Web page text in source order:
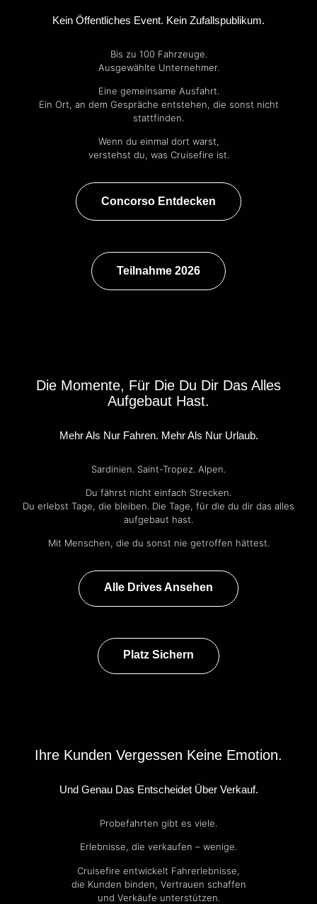
Kein Öffentliches Event. Kein Zufallspublikum.
Bis zu 100 Fahrzeuge.
Ausgewählte Unternehmer.
Eine gemeinsame Ausfahrt.
Ein Ort, an dem Gespräche entstehen, die sonst nicht
stattfinden.
Wenn du einmal dort warst,
verstehst du, was Cruisefire ist.
Concorso Entdecken
Teilnahme 2026
Die Momente, Für Die Du Dir Das Alles
Aufgebaut Hast.
Mehr Als Nur Fahren. Mehr Als Nur Urlaub.
Sardinien. Saint-Tropez. Alpen.
Du fährst nicht einfach Strecken.
Du erlebst Tage, die bleiben. Die Tage, für die du dir das alles
aufgebaut hast.
Mit Menschen, die du sonst nie getroffen hättest.
Alle Drives Ansehen
Platz Sichern
Ihre Kunden Vergessen Keine Emotion.
Und Genau Das Entscheidet Über Verkauf.
Probefahrten gibt es viele.
Erlebnisse, die verkaufen – wenige.
Cruisefire entwickelt Fahrerlebnisse,
die Kunden binden, Vertrauen schaffen
und Verkäufe unterstützen.